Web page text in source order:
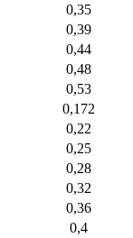
0,35
0,39
0,44
0,48
0,53
0,172
0,22
0,25
0,28
0,32
0,36
0,4